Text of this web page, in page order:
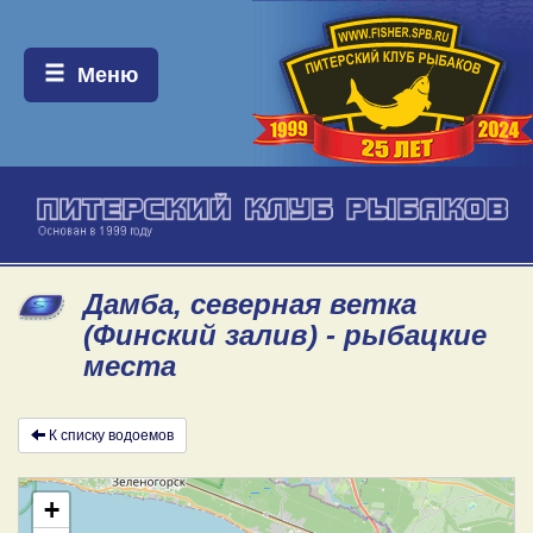
Меню:
Меню
Дамба, северная ветка
(Финский залив) - рыбацкие
места
К списку водоемов
+